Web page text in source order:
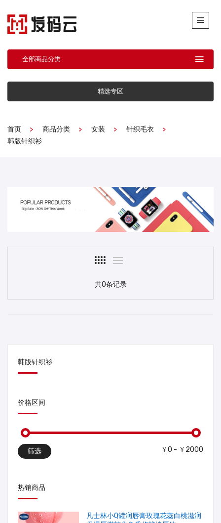
全部商品分类
精选专区
首页 商品分类 女装
针织毛衣
韩版针织衫
共0条记录
韩版针织衫
价格区间
筛选 ￥0 - ￥2000
热销商品
凡士林小Q罐润唇膏玫瑰花蕊白桃滋润